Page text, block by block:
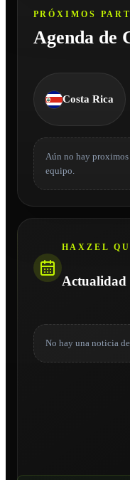
PRÓXIMOS
Agenda de
Costa Rica
Aún no hay
equipo.
HAXZEL
Actualidad
No hay una noticia